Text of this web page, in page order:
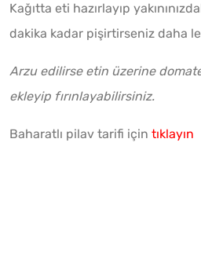
Kağıtta eti hazırlayıp
dakika kadar pişirtirseniz daha
Arzu edilirse etin üzerine
ekleyip fırınlayabilirsiniz.
Baharatlı pilav tarifi için tıklayın